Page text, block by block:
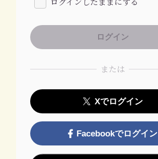
または
Xでログイン
Facebookでログイン